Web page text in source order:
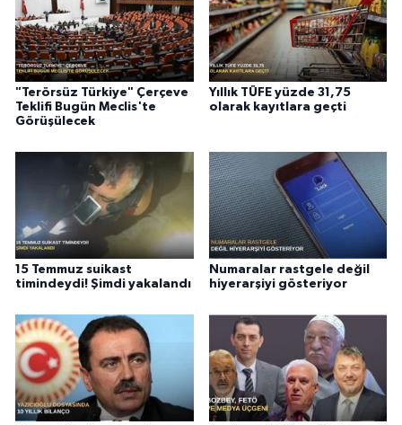
"Terörsüz Türkiye" Çerçeve
Teklifi Bugün Meclis'te
Görüşülecek
Yıllık TÜFE yüzde 31,75
olarak kayıtlara geçti
15 Temmuz suikast
timindeydi! Şimdi yakalandı
Numaralar rastgele değil
hiyerarşiyi gösteriyor